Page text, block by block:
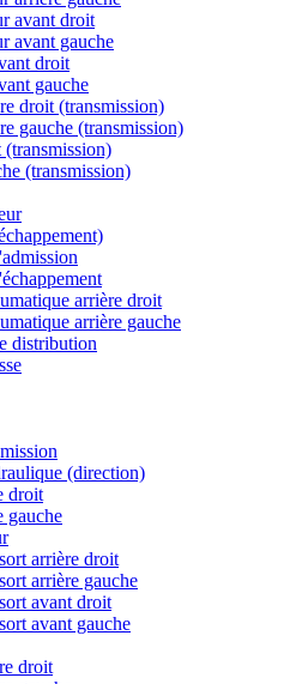
avant droit
avant gauche
droit
gauche
droit (transmission)
gauche (transmission)
(transmission)
arrière droit
arrière gauche
distribution
(direction)
droit
gauche
arrière droit
arrière gauche
avant droit
avant gauche
droit